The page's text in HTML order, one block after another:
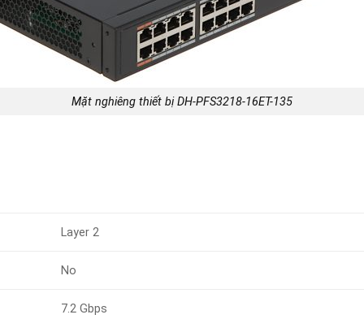
Mặt nghiêng thiết bị DH-PFS3218-16ET-135
Layer 2
No
7.2 Gbps